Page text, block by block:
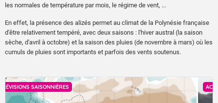
dimanche 9 août 2026
Ciel très nuageux avec des passages d'averses sur le
relief, les côtes Sud et Est, et la presqu'île. Ailleurs, le
Vent assez fort de Sud-Est. Rafales 70/80
les normales de température par mois, le régime de vent, ...
En effet, la présence des alizés permet au climat de la Polynésie française
d'être relativement tempéré, avec deux saisons : l'hiver austral (la saison
sèche, d'avril à octobre) et la saison des pluies (de novembre à mars) où les
cumuls de pluies sont importants et parfois des vents soutenus.
ACTUALITÉ